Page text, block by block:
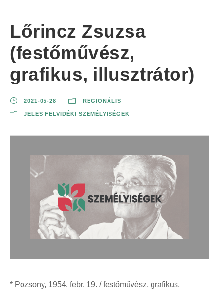
Lőrincz Zsuzsa
(festőművész,
grafikus, illusztrátor)
2021-05-28 REGIONÁLIS
JELES FELVIDÉKI SZEMÉLYISÉGEK
* Pozsony, 1954. febr. 19. / festőművész, grafikus,